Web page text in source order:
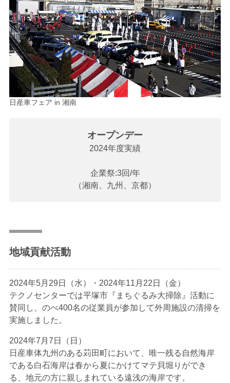
日産車フェア in 湘南
オープンデー
2024年度実績
企業祭:3回/年
（湘南、九州、京都）
地域貢献活動
2024年5月29日（水）・2024年11月22日（金）
テクノセンターでは平塚市『まちぐるみ大掃除』活動に
賛同し、のべ400名の従業員が参加して外周施設の清掃を
実施しました。
2024年7月7日（日）
日産車体九州のある苅田町において、唯一残る自然海岸
である白石海岸は春から夏にかけてマテ貝堀りができ
る、地元の方に親しまれている遠浅の海岸です。